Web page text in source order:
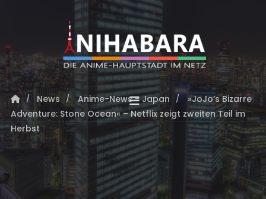
News Anime-News - Japan
»JoJo’s Bizarre
Adventure: Stone Ocean« – Netflix zeigt zweiten Teil im
Herbst